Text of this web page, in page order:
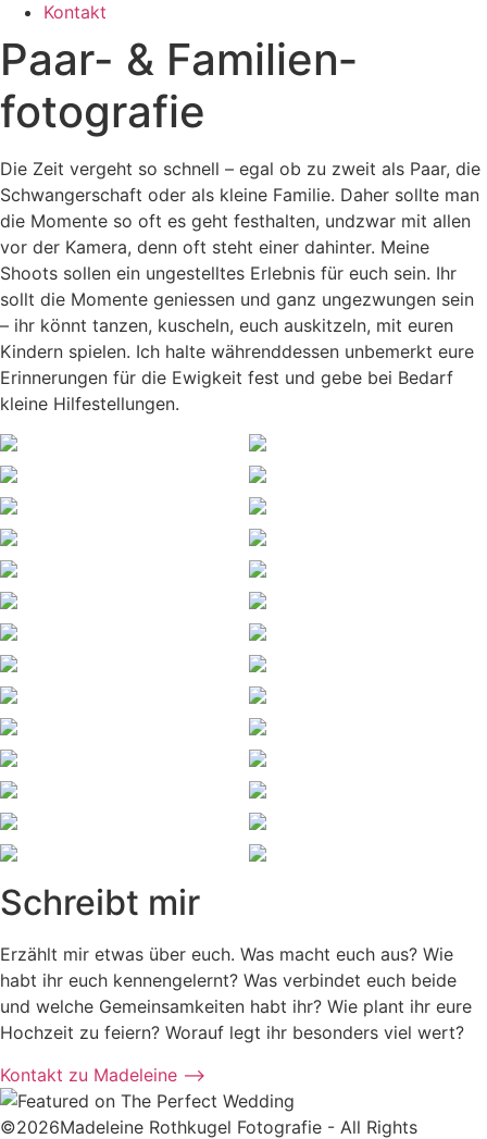
Kontakt
Paar- & Familien­
fotografie
Die Zeit vergeht so schnell – egal ob zu zweit als Paar, die
Schwangerschaft oder als kleine Familie. Daher sollte man
die Momente so oft es geht festhalten, undzwar mit allen
vor der Kamera, denn oft steht einer dahinter. Meine
Shoots sollen ein ungestelltes Erlebnis für euch sein. Ihr
sollt die Momente geniessen und ganz ungezwungen sein
– ihr könnt tanzen, kuscheln, euch auskitzeln, mit euren
Kindern spielen. Ich halte währenddessen unbemerkt eure
Erinnerungen für die Ewigkeit fest und gebe bei Bedarf
kleine Hilfestellungen.
Schreibt mir
Erzählt mir etwas über euch. Was macht euch aus? Wie
habt ihr euch kennengelernt? Was verbindet euch beide
und welche Gemeinsamkeiten habt ihr? Wie plant ihr eure
Hochzeit zu feiern? Worauf legt ihr besonders viel wert?
Kontakt zu Madeleine ⟶
©2026Madeleine Rothkugel Fotografie - All Rights